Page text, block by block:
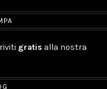
gratis alla nostra